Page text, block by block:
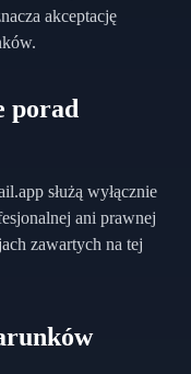
akceptację
porad
służą wyłącznie
ani prawnej
zawartych na tej